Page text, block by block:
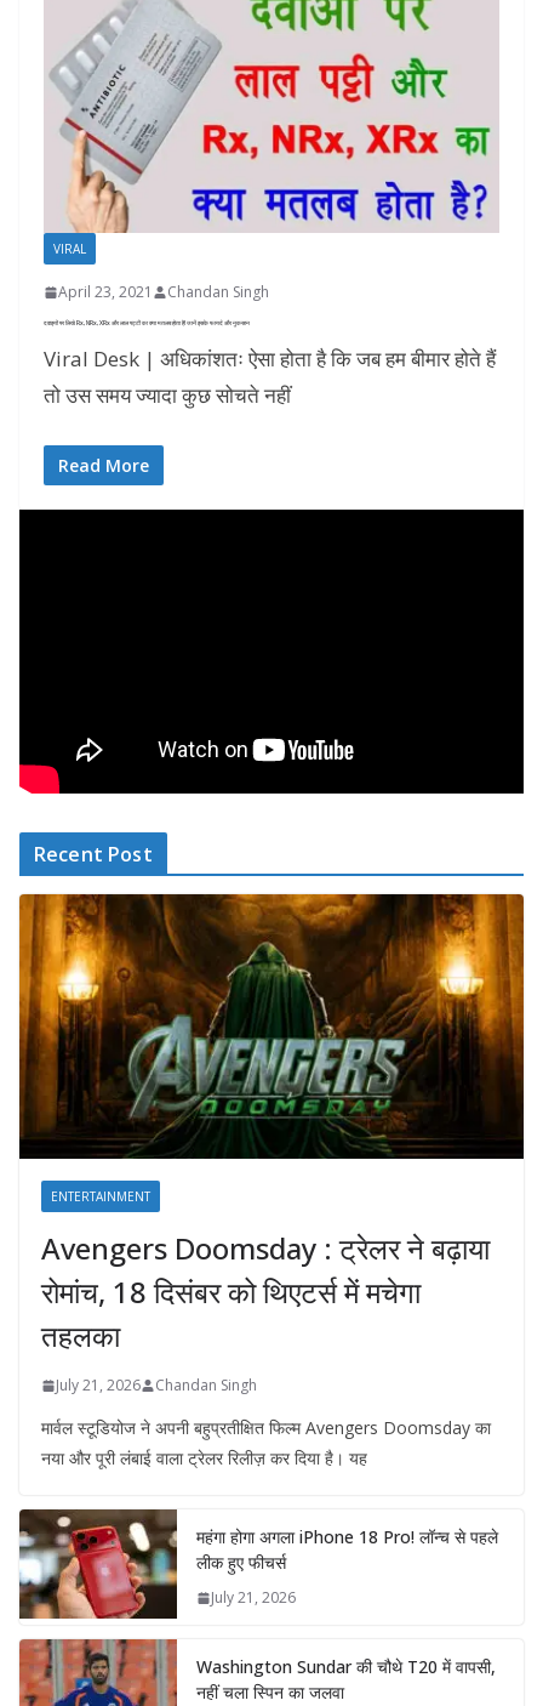
VIRAL
April 23, 2021 Chandan Singh
दवाइयों पर लिखे Rx, NRx, XRx और लाल पट्टी का क्या मतलब होता है! जानें इसके फायदे और नुकसान
Viral Desk | अधिकांशतः ऐसा होता है कि जब हम बीमार होते हैं
तो उस समय ज्यादा कुछ सोचते नहीं
Read More
Recent Post
ENTERTAINMENT
Avengers Doomsday : ट्रेलर ने बढ़ाया
रोमांच, 18 दिसंबर को थिएटर्स में मचेगा
तहलका
July 21, 2026 Chandan Singh
मार्वल स्टूडियोज ने अपनी बहुप्रतीक्षित फिल्म Avengers Doomsday का
नया और पूरी लंबाई वाला ट्रेलर रिलीज़ कर दिया है। यह
महंगा होगा अगला iPhone 18 Pro! लॉन्च से पहले
लीक हुए फीचर्स
July 21, 2026
Washington Sundar की चौथे T20 में वापसी,
नहीं चला स्पिन का जलवा